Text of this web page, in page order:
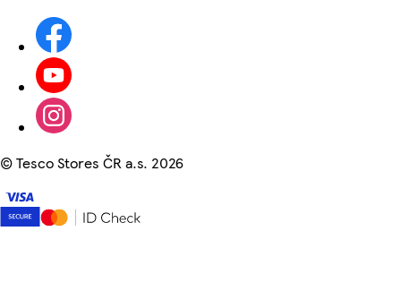
©Tesco Stores ČR a.s. 2026